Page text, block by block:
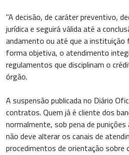
"A decisão, de caráter preventivo,
jurídica e seguirá válida até a
andamento ou até que a instituição
forma objetiva, o atendimento
regulamentos que disciplinam o
órgão.
A suspensão publicada no Diário
contratos. Quem já é cliente dos
normalmente, sob pena de
não deve alterar os canais de
procedimentos de orientação sobre